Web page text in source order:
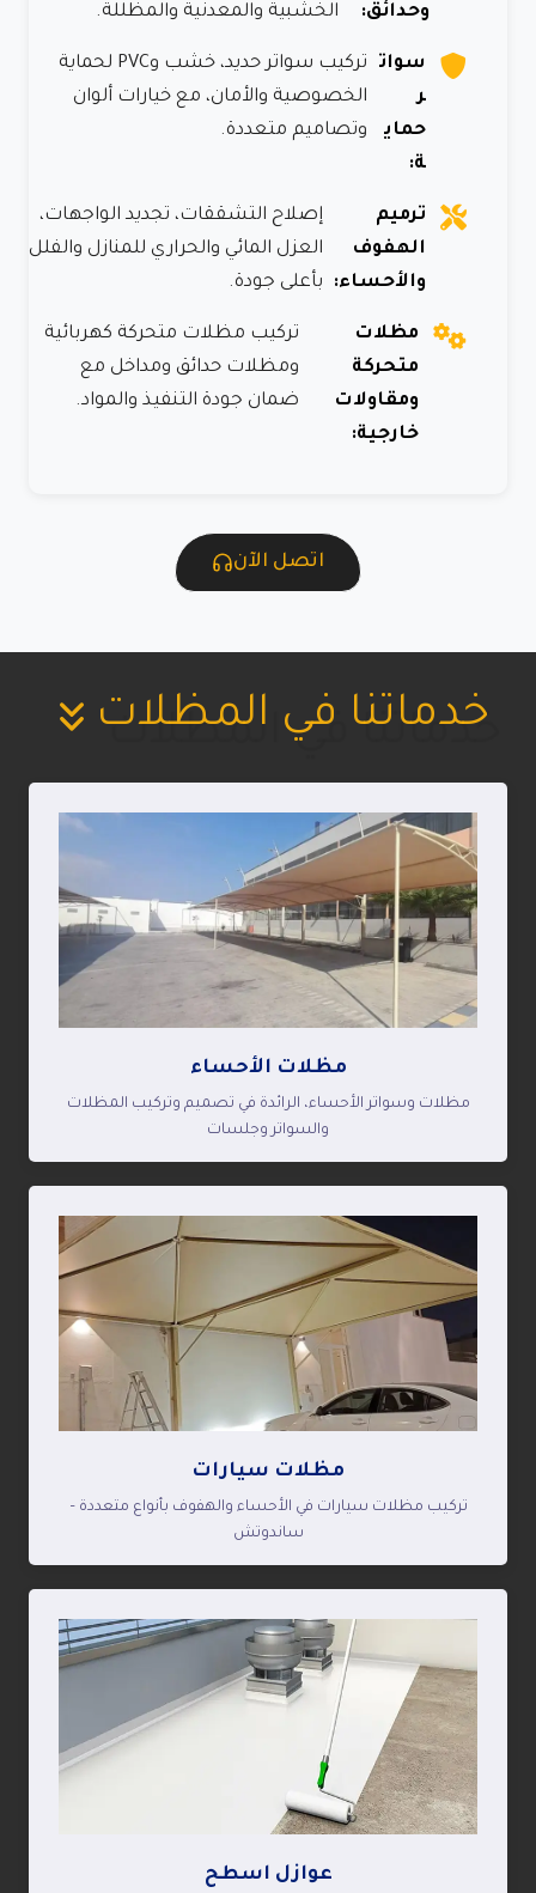
وحدائق:
الخشبية والمعدنية والمظللة.
سوات
ر
حماي
ة:
تركيب سواتر حديد، خشب وPVC لحماية
الخصوصية والأمان، مع خيارات ألوان
وتصاميم متعددة.
ترميم
الهفوف
والأحساء:
إصلاح التشققات، تجديد الواجهات،
العزل المائي والحراري للمنازل والفلل
بأعلى جودة.
مظلات
متحركة
ومقاولات
خارجية:
تركيب مظلات متحركة كهربائية
ومظلات حدائق ومداخل مع
ضمان جودة التنفيذ والمواد.
اتصل الآن
خدماتنا في المظلات
مظلات الأحساء
مظلات وسواتر الأحساء، الرائدة في تصميم وتركيب المظلات
والسواتر وجلسات
مظلات سيارات
تركيب مظلات سيارات في الأحساء والهفوف بأنواع متعددة –
ساندوتش
عوازل اسطح